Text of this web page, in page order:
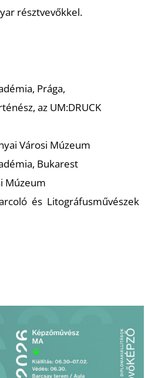
résztvevőkkel.
Prága,
az UM:DRUCK
Városi Múzeum
Bukarest
Múzeum
és Litográfusművészek